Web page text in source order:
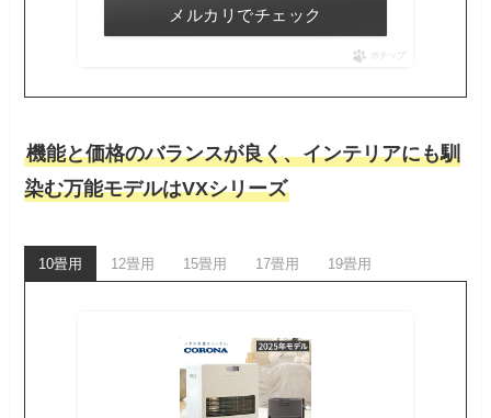
メルカリでチェック
ポチップ
機能と価格のバランスが良く、インテリアにも馴
染む万能モデルはVXシリーズ
10畳用 12畳用 15畳用 17畳用 19畳用